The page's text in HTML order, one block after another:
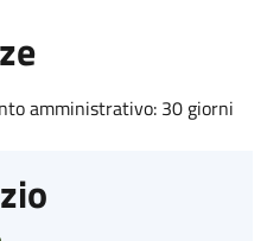
amministrativo: 30 giorni